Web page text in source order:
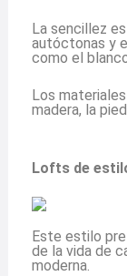
La sencillez
autóctonas y
como el
Los
madera, la
Lofts de
Este estilo
de la vida de
moderna.